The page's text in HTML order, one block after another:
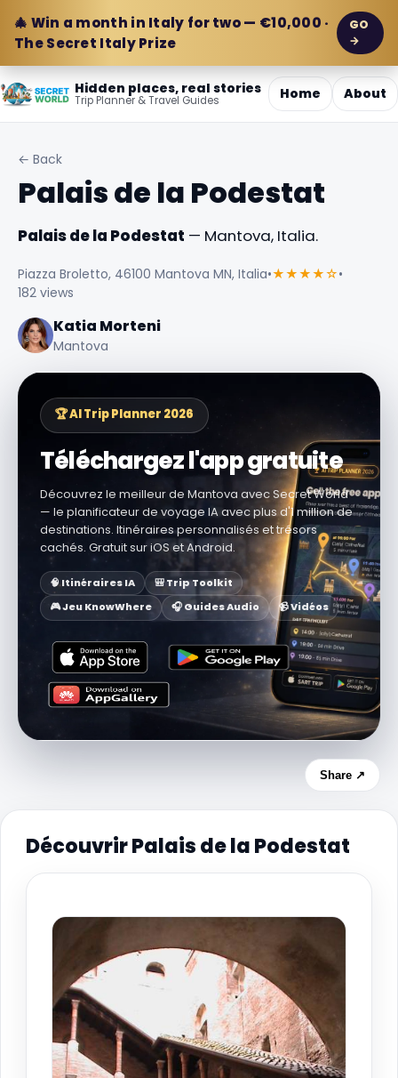
🎄 Win a month in Italy for two — €10,000 ·
The Secret Italy Prize
GO
→
Hidden places, real stories
Trip Planner & Travel Guides Home About
← Back
Palais de la Podestat
Palais de la Podestat — Mantova, Italia.
Piazza Broletto, 46100 Mantova MN, Italia•★★★★☆•
182 views
Katia Morteni
Mantova
🏆 AI Trip Planner 2026
Téléchargez l'app gratuite
Découvrez le meilleur de Mantova avec Secret World
— le planificateur de voyage IA avec plus d'1 million de
destinations. Itinéraires personnalisés et trésors
cachés. Gratuit sur iOS et Android.
🧠 Itinéraires IA
🎒 Trip Toolkit
🎮 Jeu KnowWhere
🎧 Guides Audio 📹 Vidéos
Share ↗
Découvrir Palais de la Podestat